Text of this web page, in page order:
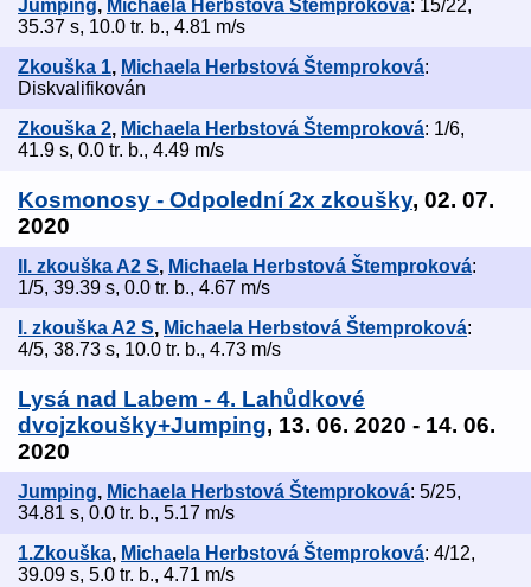
Jumping, Michaela Herbstová Štemproková: 15/22,
35.37 s, 10.0 tr. b., 4.81 m/s
Zkouška 1, Michaela Herbstová Štemproková:
Diskvalifikován
Zkouška 2, Michaela Herbstová Štemproková: 1/6,
41.9 s, 0.0 tr. b., 4.49 m/s
Kosmonosy - Odpolední 2x zkoušky, 02. 07.
2020
II. zkouška A2 S, Michaela Herbstová Štemproková:
1/5, 39.39 s, 0.0 tr. b., 4.67 m/s
I. zkouška A2 S, Michaela Herbstová Štemproková:
4/5, 38.73 s, 10.0 tr. b., 4.73 m/s
Lysá nad Labem - 4. Lahůdkové
dvojzkoušky+Jumping, 13. 06. 2020 - 14. 06.
2020
Jumping, Michaela Herbstová Štemproková: 5/25,
34.81 s, 0.0 tr. b., 5.17 m/s
1.Zkouška, Michaela Herbstová Štemproková: 4/12,
39.09 s, 5.0 tr. b., 4.71 m/s